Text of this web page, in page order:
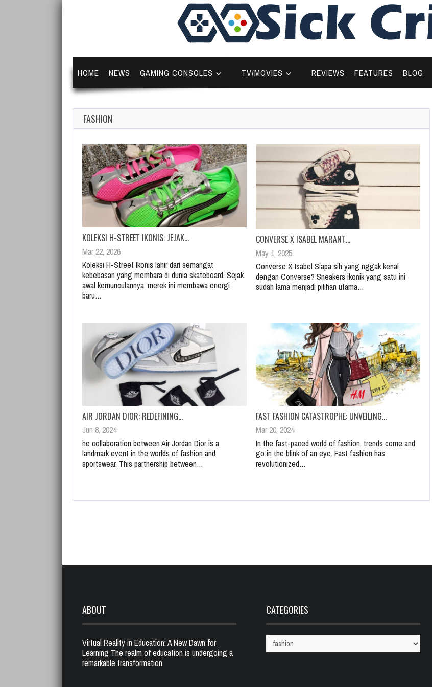
HOME NEWS GAMING CONSOLES TV/MOVIES REVIEWS FEATURES BLOG
FASHION
KOLEKSI H-STREET IKONIS: JEJAK…
Mar 22, 2026
Koleksi H-Street Ikonis lahir dari semangat
kebebasan yang membara di dunia skateboard. Sejak
awal kemunculannya, merek ini membawa energi
baru…
CONVERSE X ISABEL MARANT…
May 1, 2025
Converse X Isabel Siapa sih yang nggak kenal
dengan Converse? Sneakers ikonik yang satu ini
sudah lama menjadi pilihan utama…
AIR JORDAN DIOR: REDEFINING…
Jun 8, 2024
he collaboration between Air Jordan Dior is a
landmark event in the worlds of fashion and
sportswear. This partnership between…
FAST FASHION CATASTROPHE: UNVEILING…
Mar 20, 2024
In the fast-paced world of fashion, trends come and
go in the blink of an eye. Fast fashion has
revolutionized…
ABOUT
Virtual Reality in Education: A New Dawn for
Learning The realm of education is undergoing a
remarkable transformation
CATEGORIES
Categories